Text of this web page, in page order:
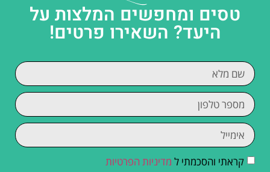
טסים ומחפשים המלצות על
היעד? השאירו פרטים!
קראתי והסכמתי ל מדיניות הפרטיות